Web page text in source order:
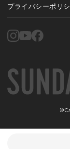
プライバシーポリ